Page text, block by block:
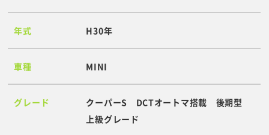
年式 H30年
車種 MINI
グレード
クーパーS DCTオートマ搭載 後期型
上級グレード